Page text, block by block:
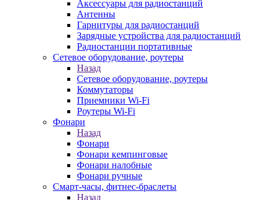
Аксессуары для радиостанций
Антенны
Гарнитуры для радиостанций
Зарядные устройства для радиостанций
Радиостанции портативные
Сетевое оборудование, роутеры
Назад
Сетевое оборудование, роутеры
Коммутаторы
Приемники Wi-Fi
Роутеры Wi-Fi
Фонари
Назад
Фонари
Фонари кемпинговые
Фонари налобные
Фонари ручные
Смарт-часы, фитнес-браслеты
Назад